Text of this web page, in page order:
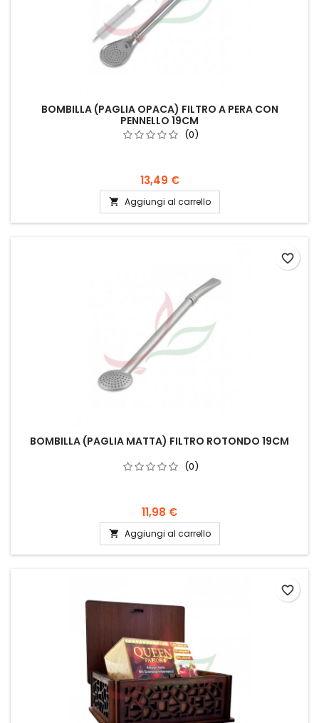
BOMBILLA (PAGLIA OPACA) FILTRO A PERA CON
PENNELLO 19CM
(0)
13,49 €
 Aggiungi al carrello
BOMBILLA (PAGLIA MATTA) FILTRO ROTONDO 19CM
(0)
11,98 €
 Aggiungi al carrello
favorite_border
favorite_border